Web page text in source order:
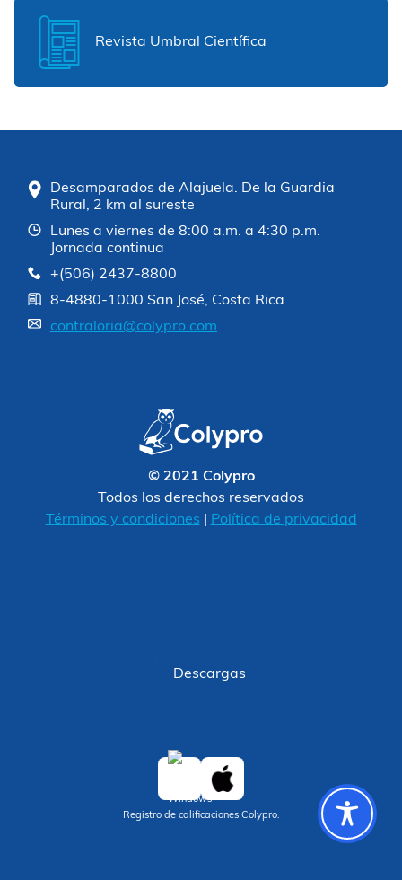
Revista Umbral Científica
Desamparados de Alajuela. De la Guardia
Rural, 2 km al sureste
Lunes a viernes de 8:00 a.m. a 4:30 p.m.
Jornada continua
+(506) 2437-8800
8-4880-1000 San José, Costa Rica
contraloria@colypro.com
© 2021 Colypro
Todos los derechos reservados
Términos y condiciones
Política de privacidad
Descargas
Registro de calificaciones Colypro.